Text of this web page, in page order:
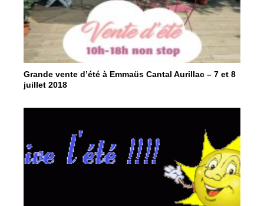
Grande vente d’été à Emmaüs Cantal Aurillac – 7 et 8
juillet 2018